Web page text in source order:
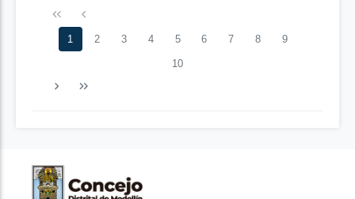
1 2 3 4 5 6 7 8 9
10